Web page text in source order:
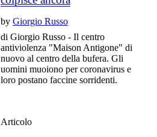
byGiorgio Russo
di Giorgio Russo - Il centro
antiviolenza "Maison Antigone" di
nuovo al centro della bufera. Gli
uomini muoiono per coronavirus e
loro postano faccine sorridenti.
Articolo